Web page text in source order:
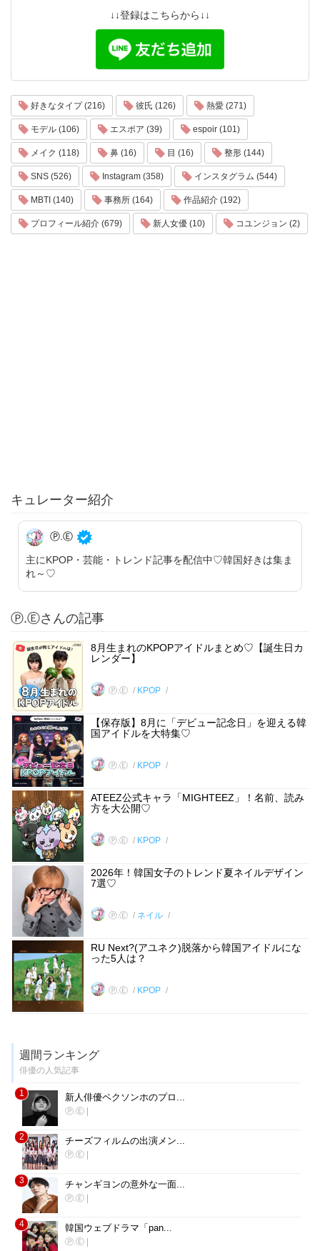
↓↓登録はこちらから↓↓
好きなタイプ (216) 彼氏 (126) 熱愛 (271)
モデル (106) エスポア (39) espoir (101)
メイク (118) 鼻 (16) 目 (16) 整形 (144)
SNS (526) Instagram (358) インスタグラム (544)
MBTI (140) 事務所 (164) 作品紹介 (192)
プロフィール紹介 (679) 新人女優 (10) コユンジョン (2)
キュレーター紹介
Ⓟ.Ⓔ
主にKPOP・芸能・トレンド記事を配信中♡韓国好きは集ま
れ～♡
Ⓟ.Ⓔさんの記事
8月生まれのKPOPアイドルまとめ♡【誕生日カ
レンダー】
Ⓟ.Ⓔ KPOP
【保存版】8月に「デビュー記念日」を迎える韓
国アイドルを大特集♡
Ⓟ.Ⓔ KPOP
ATEEZ公式キャラ「MIGHTEEZ」！名前、読み
方を大公開♡
Ⓟ.Ⓔ KPOP
2026年！韓国女子のトレンド夏ネイルデザイン
7選♡
Ⓟ.Ⓔ ネイル
RU Next?(アユネク)脱落から韓国アイドルにな
った5人は？
Ⓟ.Ⓔ KPOP
週間ランキング
俳優の人気記事
1 新人俳優ペクソンホのプロ...
Ⓟ.Ⓔ
2 チーズフィルムの出演メン...
Ⓟ.Ⓔ
3 チャンギヨンの意外な一面...
Ⓟ.Ⓔ
4 韓国ウェブドラマ「pan...
Ⓟ.Ⓔ